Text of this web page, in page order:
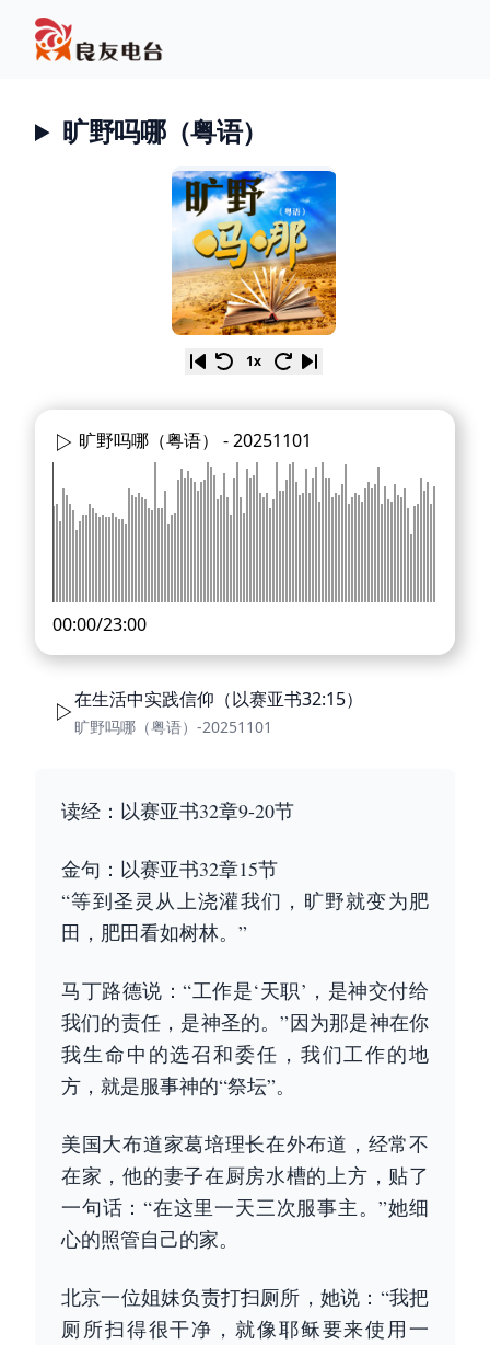
旷野吗哪（粤语）
1x
旷野吗哪（粤语） -20251101
00:00/23:00
在生活中实践信仰（以赛亚书32:15）
旷野吗哪（粤语）-20251101
读经：以赛亚书32章9-20节
金句：以赛亚书32章15节
“等到圣灵从上浇灌我们，旷野就变为肥
田，肥田看如树林。”
马丁路德说：“工作是‘天职’，是神交付给
我们的责任，是神圣的。”因为那是神在你
我生命中的选召和委任，我们工作的地
方，就是服事神的“祭坛”。
美国大布道家葛培理长在外布道，经常不
在家，他的妻子在厨房水槽的上方，贴了
一句话：“在这里一天三次服事主。”她细
心的照管自己的家。
北京一位姐妹负责打扫厕所，她说：“我把
厕所扫得很干净，就像耶稣要来使用一